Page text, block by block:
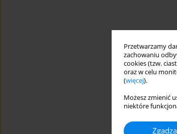
Przetwarzamy
zachowaniu
cookies (tzw.
oraz w celu
(więcej).
Możesz zmienić
niektóre